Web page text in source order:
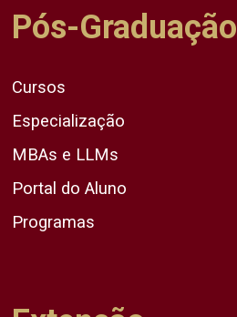
Pós-Graduação
Cursos
Especialização
MBAs e LLMs
Portal do Aluno
Programas